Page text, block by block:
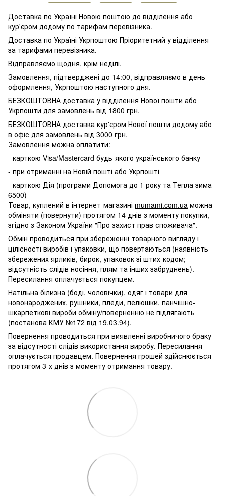
Доставка по Україні Новою поштою до відділення або
кур'єром додому по тарифам перевізника.
Доставка по Україні Укрпоштою Пріоритетний у відділення
за тарифами перевізника.
Відправляємо щодня, крім неділі.
Замовлення, підтверджені до 14:00, відправляємо в день
оформлення, Укрпоштою наступного дня.
БЕЗКОШТОВНА доставка у відділення Нової пошти або
Укрпошти для замовлень від 1800 грн.
БЕЗКОШТОВНА доставка кур'єром Нової пошти додому або
в офіс для замовлень від 3000 грн.
Замовлення можна оплатити:
- карткою Visa/Mastercard будь-якого українського банку
- при отриманні на Новій пошті або Укрпошті
- карткою Дія (програми Допомога до 1 року та Тепла зима
6500)
Товар, куплений в інтернет-магазині mumami.com.ua можна
обміняти (повернути) протягом 14 днів з моменту покупки,
згідно з Законом України "Про захист прав споживача".
Обмін проводиться при збереженні товарного вигляду і
цілісності виробів і упаковки, що повертаються (наявність
збережених ярликів, бирок, упаковок зі штих-кодом;
відсутність слідів носіння, плям та інших забруднень).
Пересилання оплачується покупцем.
Натільна білизна (боді, чоловічки), одяг і товари для
новонароджених, рушники, пледи, пелюшки, панчішно-
шкарпеткові вироби обміну/поверненню не підлягають
(постанова КМУ №172 від 19.03.94).
Повернення проводиться при виявленні виробничого браку
за відсутності слідів використання виробу. Пересилання
оплачується продавцем. Повернення грошей здійснюється
протягом 3-х днів з моменту отримання товару.